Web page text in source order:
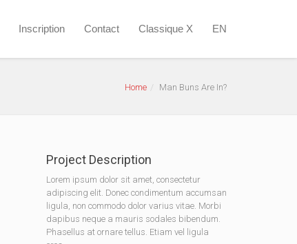
Inscription Contact Classique X EN
Home Man Buns Are In?
Project Description
Lorem ipsum dolor sit amet, consectetur
adipiscing elit. Donec condimentum accumsan
ligula, non commodo dolor varius vitae. Morbi
dapibus neque a mauris sodales bibendum.
Phasellus at ornare tellus. Etiam vel ligula